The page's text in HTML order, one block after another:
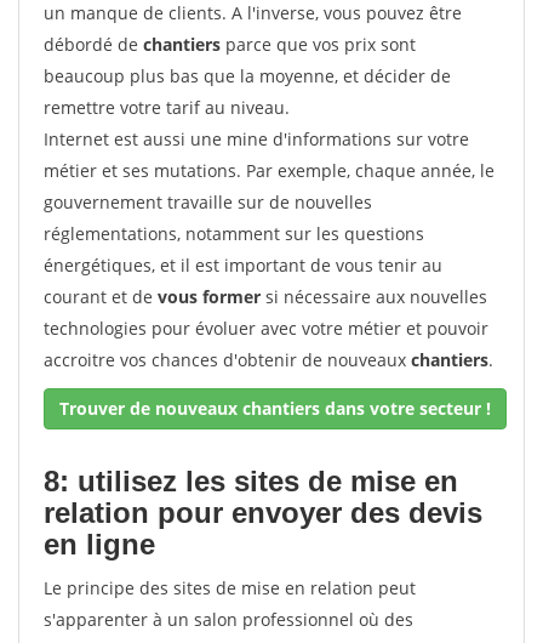
un manque de clients. A l'inverse, vous pouvez être
débordé de chantiers parce que vos prix sont
beaucoup plus bas que la moyenne, et décider de
remettre votre tarif au niveau.
Internet est aussi une mine d'informations sur votre
métier et ses mutations. Par exemple, chaque année, le
gouvernement travaille sur de nouvelles
réglementations, notamment sur les questions
énergétiques, et il est important de vous tenir au
courant et de vous former si nécessaire aux nouvelles
technologies pour évoluer avec votre métier et pouvoir
accroitre vos chances d'obtenir de nouveaux chantiers.
Trouver de nouveaux chantiers dans votre secteur !
8: utilisez les sites de mise en
relation pour envoyer des devis
en ligne
Le principe des sites de mise en relation peut
s'apparenter à un salon professionnel où des